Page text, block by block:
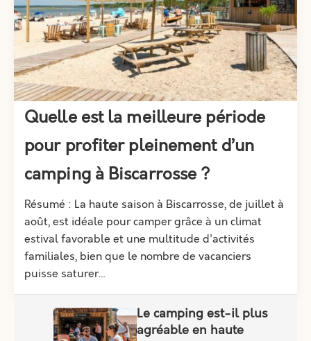
Quelle est la meilleure période
pour profiter pleinement d’un
camping à Biscarrosse ?
Résumé : La haute saison à Biscarrosse, de juillet à
août, est idéale pour camper grâce à un climat
estival favorable et une multitude d'activités
familiales, bien que le nombre de vacanciers
puisse saturer…
Le camping est-il plus
agréable en haute